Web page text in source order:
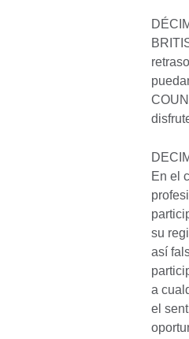
En el
su
así
a
el